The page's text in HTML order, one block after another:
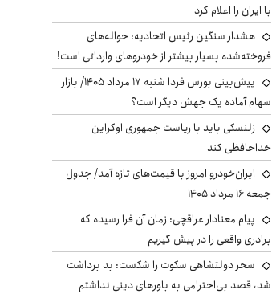
با ایران را اعلام کرد
هشدار سنگین رئیس اتحادیه: حواله‌های
فروخته‌شده بسیار بیشتر از خودروهای وارداتی است!
پیش‌بینی بورس فردا شنبه ۱۷ مرداد ۱۴۰۵/ بازار
سهام آماده یک جهش دیگر است؟
زلنسکی باید با ریاست جمهوری اوکراین
خداحافظی کند
ایران‌خودرو امروز با قیمت‌های تازه آمد/ جدول
جمعه ۱۶ مرداد ۱۴۰۵
پیام معنادار عراقچی: زمان آن فرا رسیده که
برادری واقعی را در پیش گیریم
سحر دولتشاهی سکوت را شکست: بد برداشت
شد، قصد بی‌احترامی به باورهای دینی نداشتم